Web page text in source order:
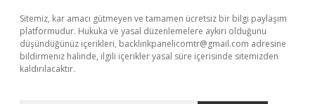
Sitemiz, kar amacı gütmeyen ve tamamen ücretsiz bir bilgi paylaşım
platformudur. Hukuka ve yasal düzenlemelere aykırı olduğunu
düşündüğünüz içerikleri, backlinkpanelicomtr@gmail.com adresine
bildirmeniz halinde, ilgili içerikler yasal süre içerisinde sitemizden
kaldırılacaktır.